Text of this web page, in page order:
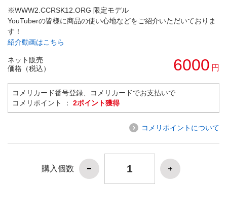
※WWW2.CCRSK12.ORG 限定モデル
YouTuberの皆様に商品の使い心地などをご紹介いただいておりま
す！
紹介動画はこちら
ネット販売
価格（税込）
6000 円
コメリカード番号登録、コメリカードでお支払いで
コメリポイント ： 2ポイント獲得
コメリポイントについて
購入個数